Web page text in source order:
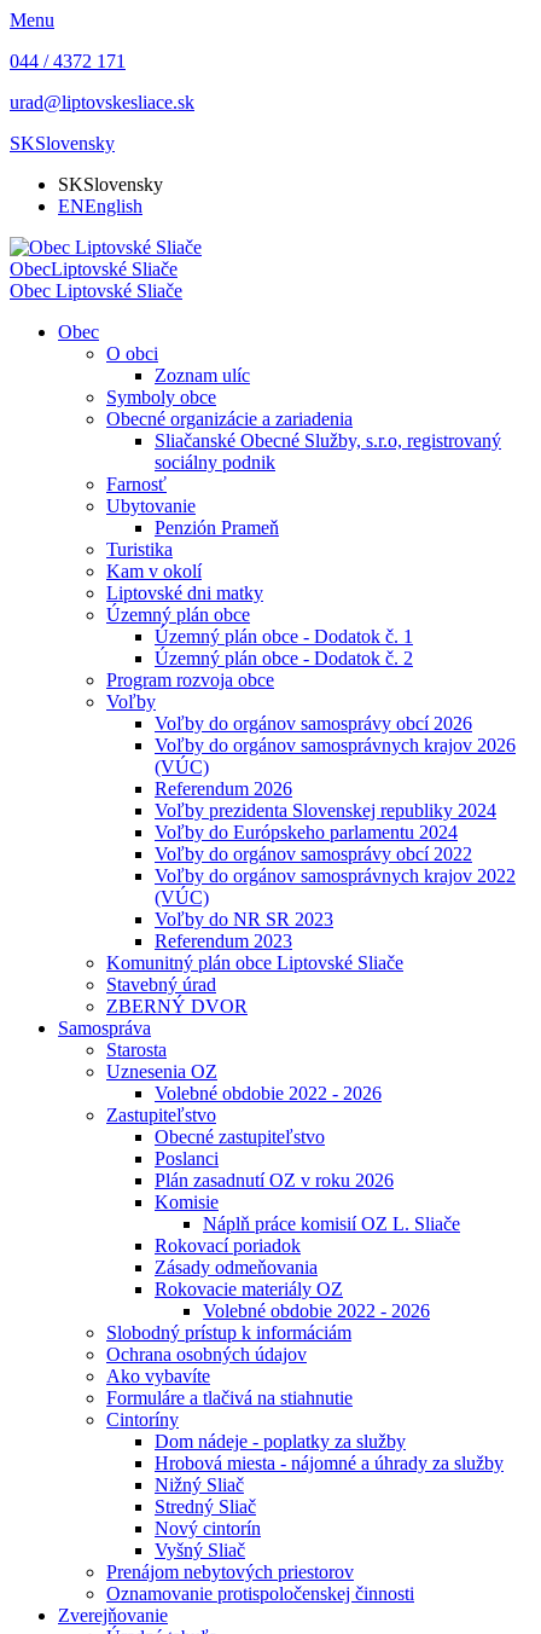
Menu
044 / 4372 171
urad@liptovskesliace.sk
SKSlovensky
SKSlovensky
ENEnglish
ObecLiptovské Sliače
Obec Liptovské Sliače
Obec
O obci
Zoznam ulíc
Symboly obce
Obecné organizácie a zariadenia
Sliačanské Obecné Služby, s.r.o, registrovaný
sociálny podnik
Farnosť
Ubytovanie
Penzión Prameň
Turistika
Kam v okolí
Liptovské dni matky
Územný plán obce
Územný plán obce - Dodatok č. 1
Územný plán obce - Dodatok č. 2
Program rozvoja obce
Voľby
Voľby do orgánov samosprávy obcí 2026
Voľby do orgánov samosprávnych krajov 2026
(VÚC)
Referendum 2026
Voľby prezidenta Slovenskej republiky 2024
Voľby do Európskeho parlamentu 2024
Voľby do orgánov samosprávy obcí 2022
Voľby do orgánov samosprávnych krajov 2022
(VÚC)
Voľby do NR SR 2023
Referendum 2023
Komunitný plán obce Liptovské Sliače
Stavebný úrad
ZBERNÝ DVOR
Samospráva
Starosta
Uznesenia OZ
Volebné obdobie 2022 - 2026
Zastupiteľstvo
Obecné zastupiteľstvo
Poslanci
Plán zasadnutí OZ v roku 2026
Komisie
Náplň práce komisií OZ L. Sliače
Rokovací poriadok
Zásady odmeňovania
Rokovacie materiály OZ
Volebné obdobie 2022 - 2026
Slobodný prístup k informáciám
Ochrana osobných údajov
Ako vybavíte
Formuláre a tlačivá na stiahnutie
Cintoríny
Dom nádeje - poplatky za služby
Hrobová miesta - nájomné a úhrady za služby
Nižný Sliač
Stredný Sliač
Nový cintorín
Vyšný Sliač
Prenájom nebytových priestorov
Oznamovanie protispoločenskej činnosti
Zverejňovanie